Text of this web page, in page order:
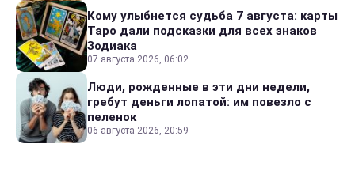
Кому улыбнется судьба 7 августа: карты
Таро дали подсказки для всех знаков
Зодиака
07 августа 2026, 06:02
Люди, рожденные в эти дни недели,
гребут деньги лопатой: им повезло с
пеленок
06 августа 2026, 20:59